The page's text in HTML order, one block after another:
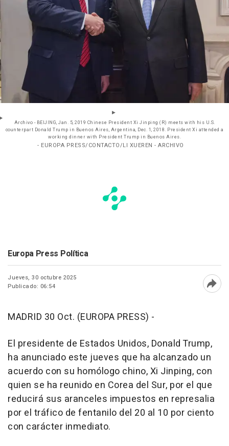
Archivo - BEIJING, Jan. 5, 2019 Chinese President Xi Jinping (R) meets with his U.S.
counterpart Donald Trump in Buenos Aires, Argentina, Dec. 1, 2018. President Xi attended a
working dinner with President Trump in Buenos Aires.
- EUROPA PRESS/CONTACTO/LI XUEREN - ARCHIVO
Europa Press Política
Jueves, 30 octubre 2025
Publicado: 06:54
MADRID 30 Oct. (EUROPA PRESS) -
El presidente de Estados Unidos, Donald Trump,
ha anunciado este jueves que ha alcanzado un
acuerdo con su homólogo chino, Xi Jinping, con
quien se ha reunido en Corea del Sur, por el que
reducirá sus aranceles impuestos en represalia
por el tráfico de fentanilo del 20 al 10 por ciento
con carácter inmediato.